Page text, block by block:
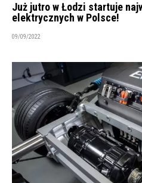
Już jutro w Łodzi startuje
elektrycznych w Polsce!
09/09/2022